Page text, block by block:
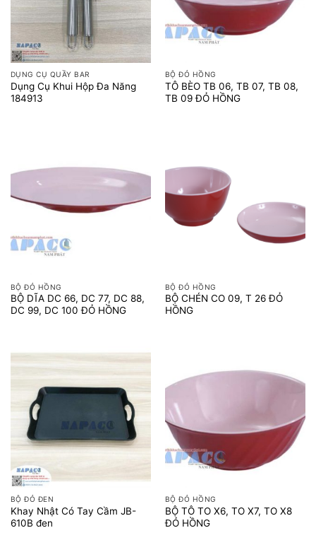
DỤNG CỤ QUẦY BAR
Dụng Cụ Khui Hộp Đa Năng
184913
BỘ ĐỎ HỒNG
TÔ BÈO TB 06, TB 07, TB 08,
TB 09 ĐỎ HỒNG
BỘ ĐỎ HỒNG
BỘ DĨA DC 66, DC 77, DC 88,
DC 99, DC 100 ĐỎ HỒNG
BỘ ĐỎ HỒNG
BỘ CHÉN CO 09, T 26 ĐỎ
HỒNG
BỘ ĐỎ ĐEN
Khay Nhật Có Tay Cầm JB-
610B đen
BỘ ĐỎ HỒNG
BỘ TÔ TO X6, TO X7, TO X8
ĐỎ HỒNG